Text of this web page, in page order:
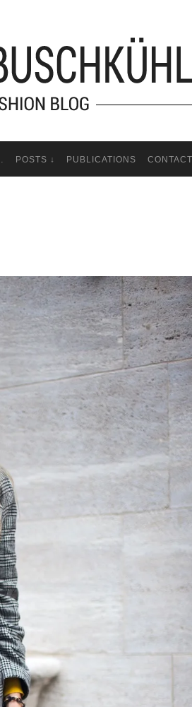
POSTS ↓ PUBLICATIONS CONTACT